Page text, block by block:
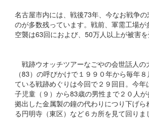
名古屋市内には、戦後73年、今なお戦争
のが多数残っています。戦前、軍需工場が
空襲は63回におよび、50万人以上が被害を
戦跡ウオッチツアーなごやの会世話人の
（83）の呼びかけで１９９０年から毎年
ている戦跡めぐりは今回で２９回目。今年
子児童（９）から83歳の男性まで２０人
拠出した金属製の鐘の代わりにつり下げら
る円明寺（東区）など６カ所を見て回りま